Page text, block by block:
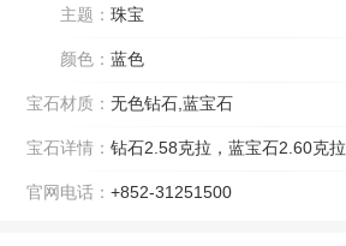
主题： 珠宝
颜色： 蓝色
宝石材质： 无色钻石,蓝宝石
宝石详情： 钻石2.58克拉，蓝宝石2.60克拉
官网电话： +852-31251500